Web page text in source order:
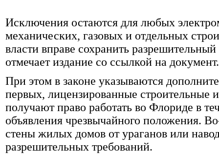
Исключения остаются для любых
механических, газовых и отдельных
власти вправе сохранить
отмечает издание со ссылкой на документ.
При этом в законе указываются
первых, лицензированные строительные
получают право работать во Флориде в
объявления чрезвычайного положения.
стены жилых домов от ураганов или
разрешительных требований.